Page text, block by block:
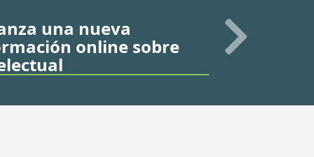
una nueva
online sobre